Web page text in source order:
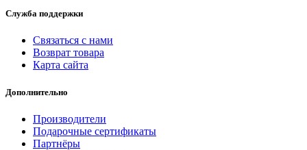
Служба поддержки
Связаться с нами
Возврат товара
Карта сайта
Дополнительно
Производители
Подарочные сертификаты
Партнёры